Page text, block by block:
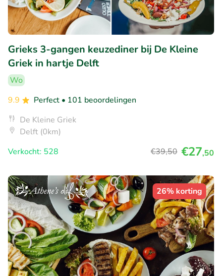
Grieks 3-gangen keuzediner bij De Kleine
Griek in hartje Delft
Wo
9.9
Perfect • 101 beoordelingen
De Kleine Griek
Delft (0km)
Verkocht: 528
€39,50 €27,50
26% korting